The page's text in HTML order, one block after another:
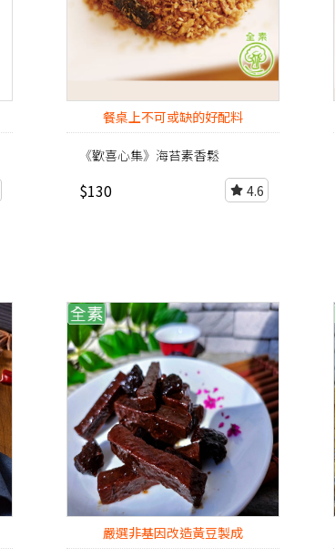
餐桌上不可或缺的好配料
《歡喜心集》海苔素香鬆
$130 4.6
嚴選非基因改造黃豆製成